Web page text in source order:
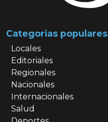
Categorias populares
Locales
Editoriales
Regionales
Nacionales
Internacionales
Salud